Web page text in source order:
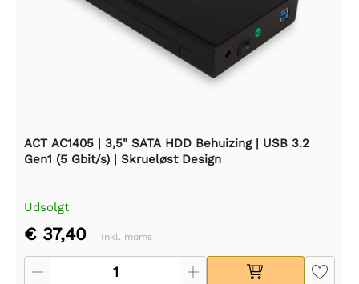
ACT AC1405 | 3,5" SATA HDD Behuizing | USB 3.2
Gen1 (5 Gbit/s) | Skrueløst Design
Udsolgt
€ 37,40 Inkl. moms